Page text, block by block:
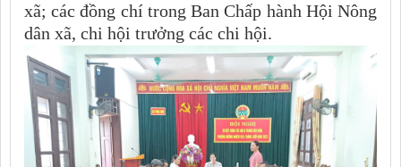
xã; các đồng chí trong Ban Chấp hành Hội Nông
dân xã, chi hội trưởng các chi hội.